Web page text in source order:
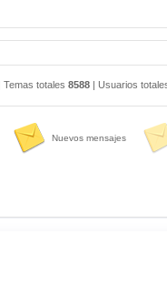
totales 8588| Usuarios
Nuevos mensajes